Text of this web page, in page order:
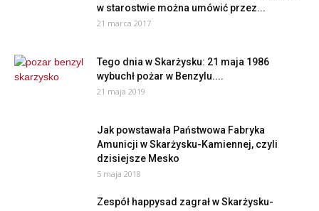
w starostwie można umówić przez...
21 marca 2017
Tego dnia w Skarżysku: 21 maja 1986
wybuchł pożar w Benzylu....
21 maja 2019
Jak powstawała Państwowa Fabryka
Amunicji w Skarżysku-Kamiennej, czyli
dzisiejsze Mesko
5 maja 2018
Zespół happysad zagrał w Skarżysku-